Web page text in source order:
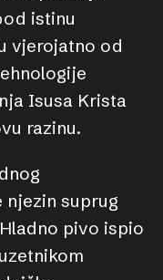
istinu
vjerojatno od
Isusa Krista
razinu.
suprug
pivo ispio